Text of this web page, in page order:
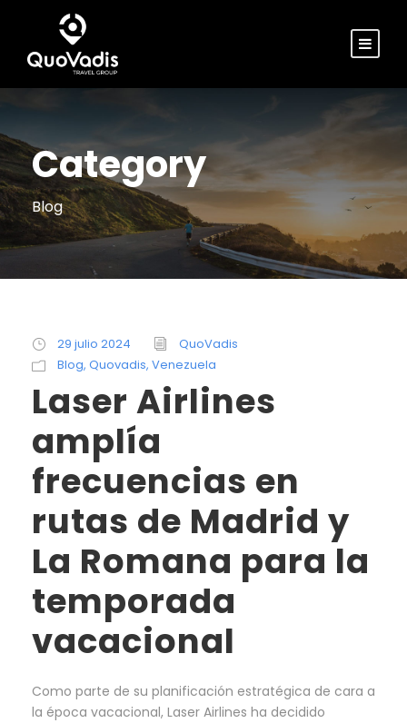
Category
Blog
29 julio 2024
QuoVadis
Blog, Quovadis, Venezuela
Laser Airlines
amplía
frecuencias en
rutas de Madrid y
La Romana para la
temporada
vacacional
Como parte de su planificación estratégica de cara a
la época vacacional, Laser Airlines ha decidido